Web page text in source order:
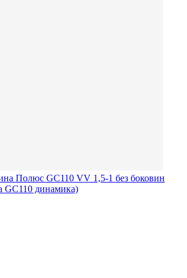
Полюс GC110 VV 1,5-1 без боковин
GC110 динамика)